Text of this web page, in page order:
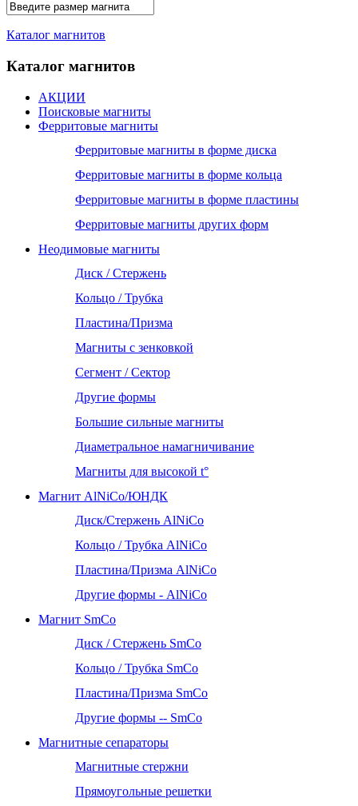
Каталог магнитов
Каталог магнитов
АКЦИИ
Поисковые магниты
Ферритовые магниты
Ферритовые магниты в форме диска
Ферритовые магниты в форме кольца
Ферритовые магниты в форме пластины
Ферритовые магниты других форм
Неодимовые магниты
Диск / Стержень
Кольцо / Трубка
Пластина/Призма
Магниты с зенковкой
Сегмент / Сектор
Другие формы
Большие сильные магниты
Диаметральное намагничивание
Магниты для высокой t°
Магнит AlNiCo/ЮНДК
Диск/Стержень AlNiCo
Кольцо / Трубка AlNiCo
Пластина/Призма AlNiCo
Другие формы - AlNiCo
Магнит SmCo
Диск / Стержень SmCo
Кольцо / Трубка SmCo
Пластина/Призма SmCo
Другие формы -- SmCo
Магнитные сепараторы
Магнитные стержни
Прямоугольные решетки